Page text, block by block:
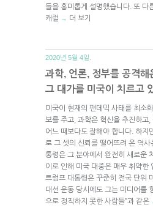
들을 흥미롭게 설명했습니다. 또 다
캐럴 → 더 보기
2020년 5월 4일.
과학, 언론, 정부를 공격해
그 대가를 미국이 치르고
미국이 현재의 팬데믹 사태를 최소
보를 주고, 과학은 혁신을 추진하고
어느 때보다도 잘해야 합니다. 하지
로 그 셋의 신뢰를 떨어뜨려 온 역사
통령은 그 분야에서 완전히 새로운
이로 인해 미국 대중은 매우 취약한
트럼프 대통령은 꾸준히 전국 단위
대선 운동 당시에도 그는 미디어를
으로 정직하지 못한 사람들”과 같은